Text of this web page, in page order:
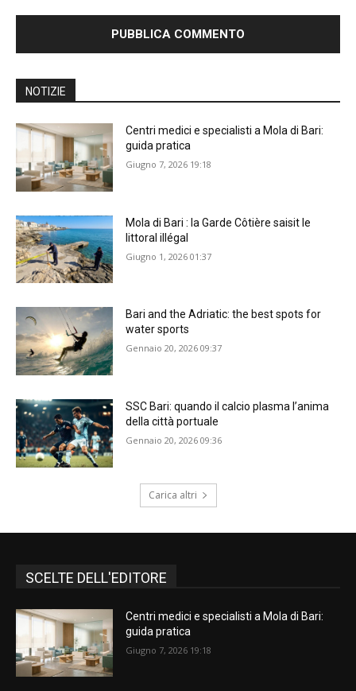
NOTIZIE
Centri medici e specialisti a Mola di Bari:
guida pratica
Giugno 7, 2026 19:18
Mola di Bari : la Garde Côtière saisit le
littoral illégal
Giugno 1, 2026 01:37
Bari and the Adriatic: the best spots for
water sports
Gennaio 20, 2026 09:37
SSC Bari: quando il calcio plasma l’anima
della città portuale
Gennaio 20, 2026 09:36
Carica altri
SCELTE DELL'EDITORE
Centri medici e specialisti a Mola di Bari:
guida pratica
Giugno 7, 2026 19:18